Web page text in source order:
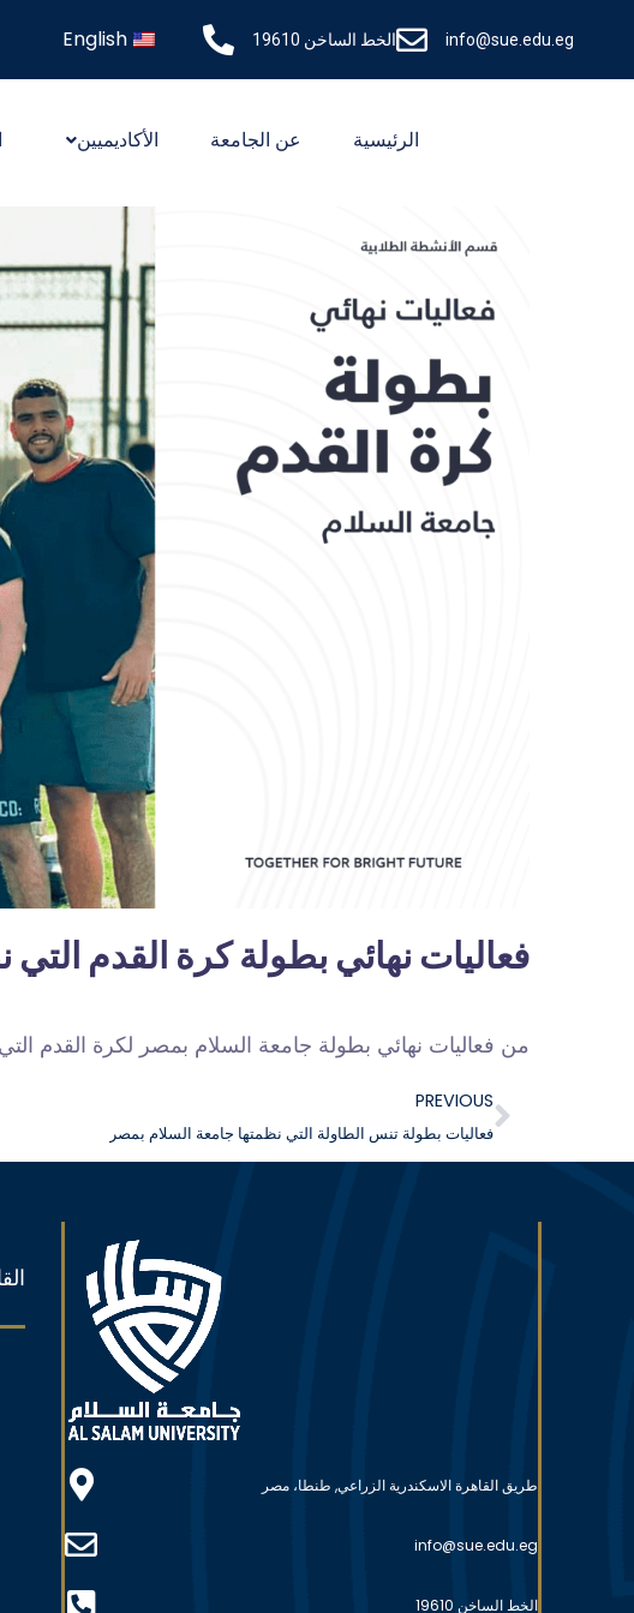
info@sue.edu.eg الخط الساخن 19610 English
الرئيسية عن الجامعة الأكاديميين
فعاليات نهائي بطولة كرة القدم
من فعاليات نهائي بطولة جامعة السلام بمصر لكرة القدم
PREVIOUS
فعاليات بطولة تنس الطاولة التي نظمتها جامعة السلام بمصر
طريق القاهرة الاسكندرية الزراعي, طنطا، مصر
info@sue.edu.eg
الخط الساخن 19610